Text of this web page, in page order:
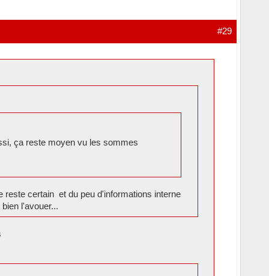
#29
ça reste moyen vu les sommes
certain et du peu d'informations interne
l'avouer...